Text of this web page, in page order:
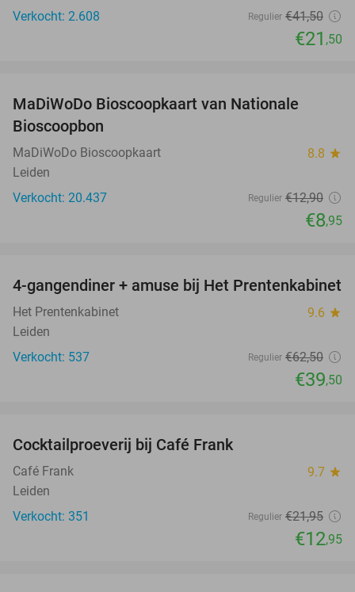
Verkocht: 2.608
Regulier €41,50
€21 ,50
MaDiWoDo Bioscoopkaart van Nationale
Bioscoopbon
MaDiWoDo Bioscoopkaart 8.8 star
Leiden
Verkocht: 20.437
Regulier €12,90
€8,95
37%
4-gangendiner + amuse bij Het Prentenkabinet
Het Prentenkabinet 9.6 star
Leiden
Verkocht: 537
Regulier €62,50
€39,50
Cocktailproeverij bij Café Frank
Café Frank 9.7 star
Leiden
Verkocht: 351
Regulier €21,95
€12,95